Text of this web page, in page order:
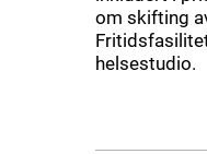
om skifting
helsestudio.